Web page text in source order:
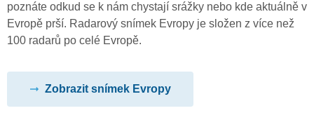
poznáte odkud se k nám chystají srážky nebo kde aktuálně v
Evropě prší. Radarový snímek Evropy je složen z více než
100 radarů po celé Evropě.
Zobrazit snímek Evropy